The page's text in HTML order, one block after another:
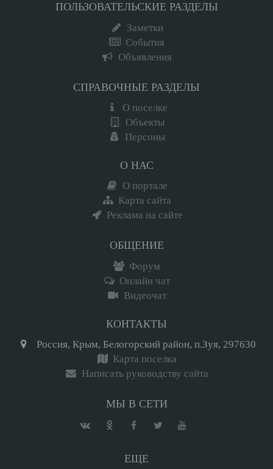
ПОЛЬЗОВАТЕЛЬСКИЕ РАЗДЕЛЫ
Заметки
События
Объявления
СПРАВОЧНЫЕ РАЗДЕЛЫ
О поселке
Объекты
Персоны
О НАС
О портале
Карта сайта
Реклама на сайте
ОБЩЕНИЕ
Форум
Онлайн чат
Видеочат
КОНТАКТЫ
Россия, Крым, Белогорский район, п.Зуя, 297630
Карта поселка
Написать руководству сайта
МЫ В СЕТИ
ЕЩЕ